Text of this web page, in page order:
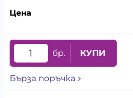
бр. КУПИ
Бърза поръчка